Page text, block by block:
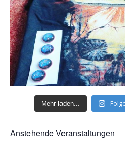
Mehr laden...
Anstehende Veranstaltungen